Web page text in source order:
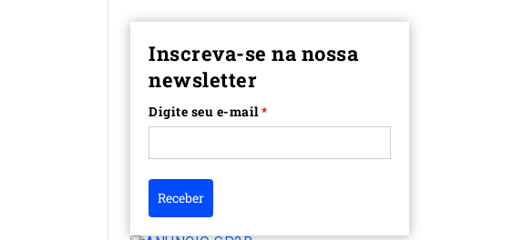
Inscreva-se na nossa
newsletter
Digite seu e-mail*
Receber